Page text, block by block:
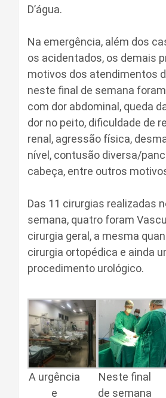
D’água.
Na emergência, além dos
os acidentados, os demais
motivos dos atendimentos
neste final de semana
com dor abdominal, queda
dor no peito, dificuldade de
renal, agressão física,
nível, contusão diversa/
cabeça, entre outros
Das 11 cirurgias realizadas
semana, quatro foram
cirurgia geral, a mesma
cirurgia ortopédica e ainda
procedimento urológico.
A urgência
e
Neste final
de semana